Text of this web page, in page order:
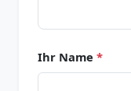
Ihr Name *